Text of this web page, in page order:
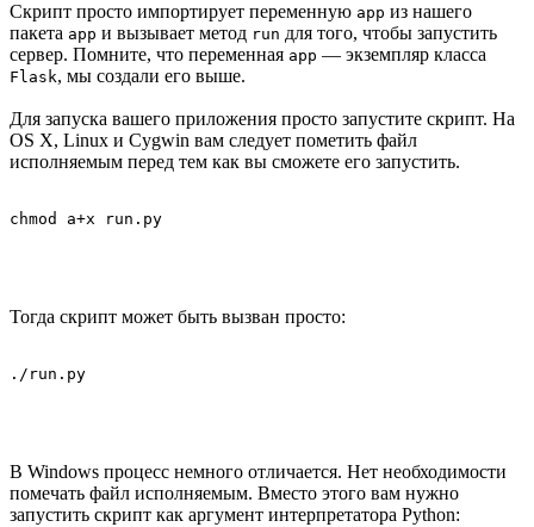
Скрипт просто импортирует переменную app из нашего
пакета app и вызывает метод run для того, чтобы запустить
сервер. Помните, что переменная app — экземпляр класса
Flask, мы создали его выше.
Для запуска вашего приложения просто запустите скрипт. На
OS X, Linux и Cygwin вам следует пометить файл
исполняемым перед тем как вы сможете его запустить.
Тогда скрипт может быть вызван просто:
В Windows процесс немного отличается. Нет необходимости
помечать файл исполняемым. Вместо этого вам нужно
запустить скрипт как аргумент интерпретатора Python: